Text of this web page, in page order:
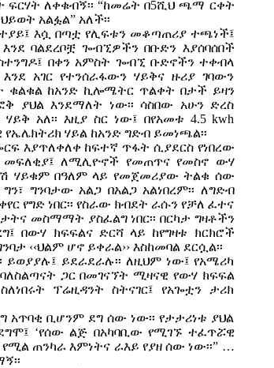
ለቀቁብኝ፡፡ “ከመሬት በ5ሺህ ጫማ ርቀት
አልፏል” አለች፡፡
እሷ በጣቷ የሊፍቱን መቆጣጠሪያ ተጫነች፤
ባልደረቦቿ ጐብኚዎችን በቡድን እያሰባሰበች
በቀን አምስት ጐብኚ ቡድኖችን ተቀብላ
አገር የተንሰራፋውን ሃይቅና ዙሪያ ገባውን
ቁልቁል ከአንድ ኪሎሜትር ጥልቀት በታች ይዛን
ያህል እንደማለት ነው፡፡ ሳስበው አሁን ድረስ
አለ፡፡ እዚያ ስር ነው፤ በየአመቱ 4.5 kwh
ሃይል ከአንድ ግድብ ይመነጫል፡፡
እያጥለቀለቀ ከፍተኛ ጥፋት ሲያደርስ የነበረው
መፍለቂያ፤ ለሚሊዮኖች የመጠጥና የመስኖ ውሃ
ሃይቁም በዓለም ላይ የመጀመሪያው ትልቁ ሰው
ግንባታው አልጋ በአልጋ አልነበረም፡፡ ለግድብ
የግድ ነበር፡፡ የስራው ክብደት ራሱን የቻለ ፈተና
መስማማት ያስፈልግ ነበር፡፡ በርካታ ግዛቶችን
በውሃ ክፍፍልና ድርሻ ላይ ከየግዛቱ ክርክሮች
‹‹ህልም ሆኖ ይቀራል›› እስከመባል ደርሷል፡፡
ይደራደራሉ፡፡ ለዚህም ነው፤ የአሜሪካ
ጋር በመገናኘት ሚዛናዊ የውሃ ክፍፍል
ፕሬዚዳንት ስትናገር፤ የአጐቷን ታሪክ
አጥባቂ ቢሆንም ደግ ሰው ነው፡፡ የታታሪነቱ ያህል
‘የሰው ልጅ በአካባቢው የሚገኙ ተፈጥሯዊ
ጠንካራ እምነትና ራእይ የያዘ ሰው ነው፡፡” …